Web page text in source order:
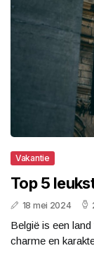
Vakantie
Top 5
18 mei 2024
België is een
charme en